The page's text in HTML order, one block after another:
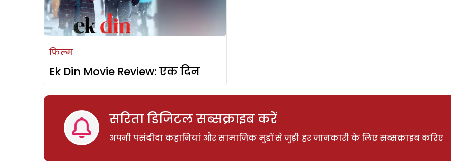
फिल्म
Ek Din Movie Review: एक दिन
सरिता डिजिटल सब्सक्राइब करें
अपनी पसंदीदा कहानियां और सामाजिक मुद्दों से जुड़ी हर जानकारी के लिए सब्सक्राइब करिए